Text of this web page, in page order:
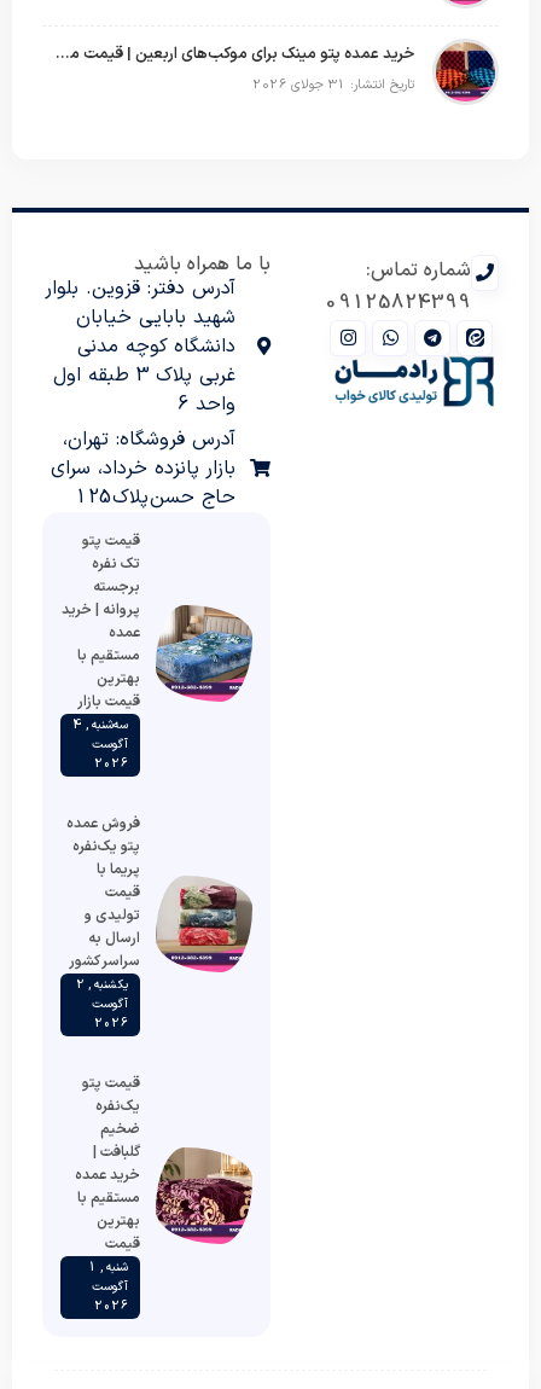
خرید عمده پتو مینک برای موکب‌های اربعین | قیمت مناسب و ارسال سریع
تاریخ انتشار: 31 جولای 2026
شماره تماس:
09125824399
با ما همراه باشید
آدرس دفتر: قزوین. بلوار
شهید بابایی خیابان
دانشگاه کوچه مدنی
غربی پلاک 3 طبقه اول
واحد 6
آدرس فروشگاه: تهران،
بازار پانزده خرداد، سرای
حاج حسن پلاک 125
قیمت پتو
تک نفره
برجسته
پروانه | خرید
عمده
مستقیم با
بهترین
قیمت بازار
سه‌شنبه , 4
آگوست
2026
فروش عمده
پتو یک‌نفره
پریما با
قیمت
تولیدی و
ارسال به
سراسر کشور
یکشنبه , 2
آگوست
2026
قیمت پتو
یک‌نفره
ضخیم
گلبافت |
خرید عمده
مستقیم با
بهترین
قیمت
شنبه , 1
آگوست
2026